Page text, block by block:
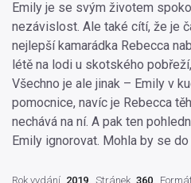
Emily je se svým životem
nezávislost. Ale také cítí, že je
nejlepší kamarádka Rebecca
létě na lodi u skotského
Všechno je ale jinak – Emily v
pomocnice, navíc je Rebecca
nechává na ní. A pak ten
Emily ignorovat. Mohla by se
Rok vydání 2019 Stránek 360